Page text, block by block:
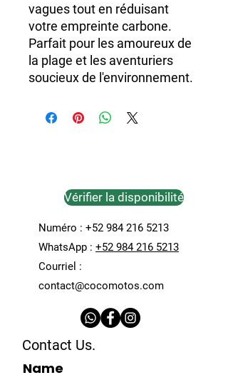
vagues tout en réduisant
votre empreinte carbone.
Parfait pour les amoureux de
la plage et les aventuriers
soucieux de l'environnement.
Vérifier la disponibilité
Numéro : +52 984 216 5213
WhatsApp : +52 984 216 5213
Courriel :
contact@cocomotos.com
Contact Us.
Name